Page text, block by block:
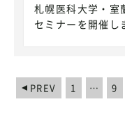
札幌医科大学・
セミナーを開催し
PREV 1 … 9